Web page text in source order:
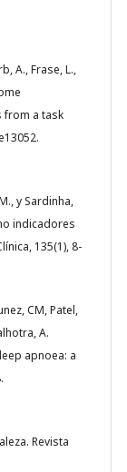
A., Frase, L.,
from a task
y Sardinha,
indicadores
135(1), 8-
CM, Patel,
A.
apnoea: a
Revista